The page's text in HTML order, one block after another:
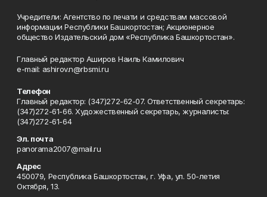
Учредители: Агентство по печати и средствам массовой
информации Республики Башкортостан; Акционерное
общество Издательский дом «Республика Башкортостан».
Главный редактор Аширов Наиль Камилович
e-mail: ashirov.n@rbsmi.ru
Телефон
Главный редактор: (347)272-62-07. Ответственный секретарь:
(347)272-61-66. Художественный секретарь, журналисты:
(347)272-61-64
Эл. почта
panorama2007@mail.ru
Адрес
450079, Республика Башкортостан, г. Уфа, ул. 50-летия
Октября, 13.